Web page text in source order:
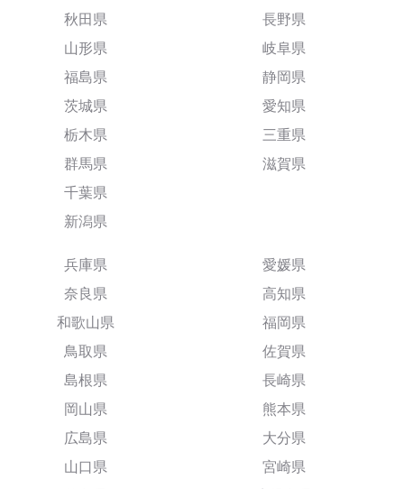
秋田県
山形県
福島県
茨城県
栃木県
群馬県
千葉県
新潟県
長野県
岐阜県
静岡県
愛知県
三重県
滋賀県
兵庫県
奈良県
和歌山県
鳥取県
島根県
岡山県
広島県
山口県
愛媛県
高知県
福岡県
佐賀県
長崎県
熊本県
大分県
宮崎県